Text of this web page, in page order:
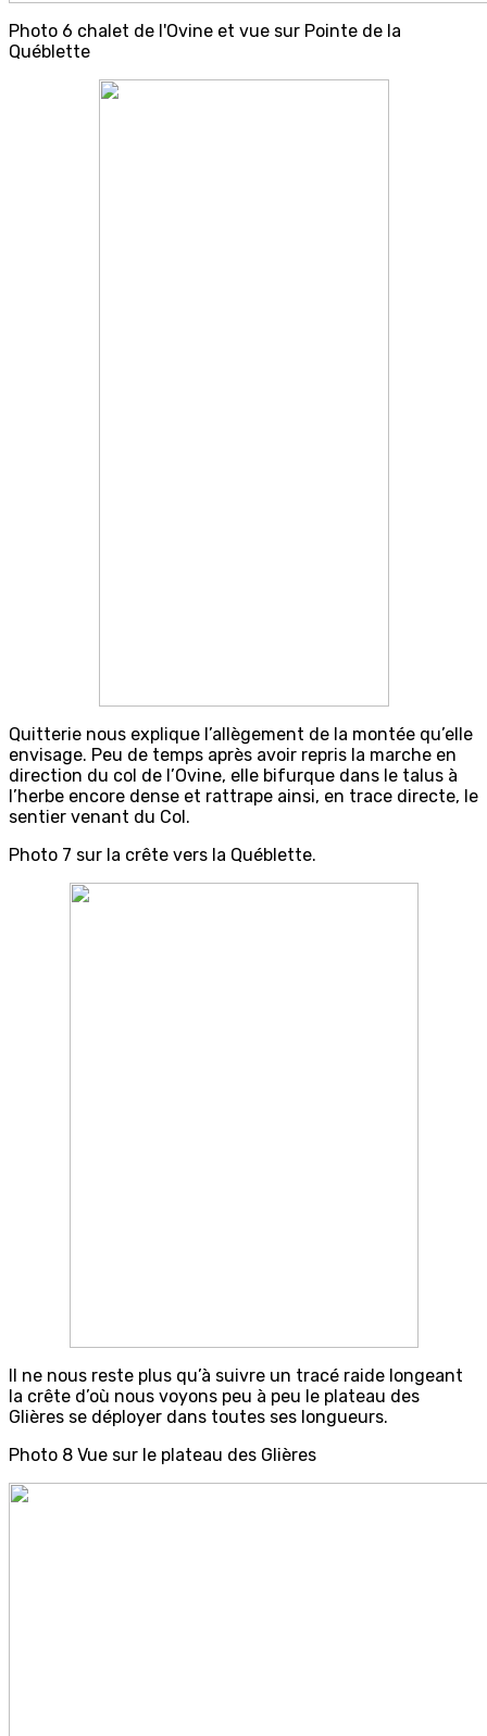
Photo 6 chalet de l'Ovine et vue sur Pointe de la
Québlette
Quitterie nous explique l’allègement de la montée qu’elle
envisage. Peu de temps après avoir repris la marche en
direction du col de l’Ovine, elle bifurque dans le talus à
l’herbe encore dense et rattrape ainsi, en trace directe, le
sentier venant du Col.
Photo 7 sur la crête vers la Québlette.
Il ne nous reste plus qu’à suivre un tracé raide longeant
la crête d’où nous voyons peu à peu le plateau des
Glières se déployer dans toutes ses longueurs.
Photo 8 Vue sur le plateau des Glières